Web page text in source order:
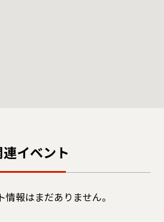
連イベント
情報はまだありません。